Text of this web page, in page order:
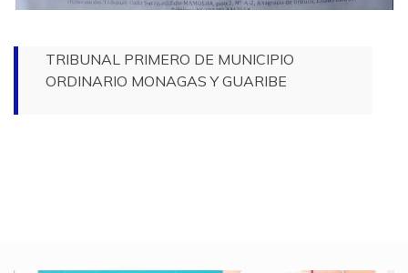
TRIBUNAL PRIMERO DE MUNICIPIO
ORDINARIO MONAGAS Y GUARIBE